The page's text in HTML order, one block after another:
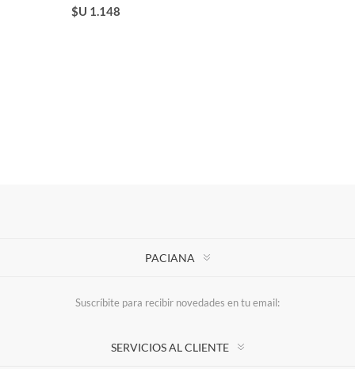
$U 1.148
PACIANA
Suscríbite para recibir novedades en tu email:
SERVICIOS AL CLIENTE